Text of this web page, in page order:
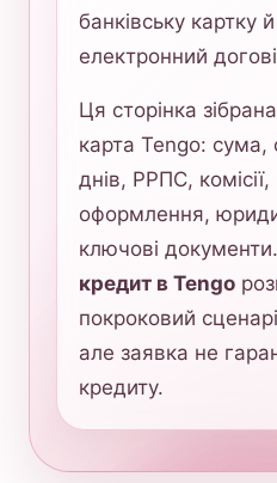
банківську картку
електронний
Ця сторінка
карта Tengo:
днів, РРПС,
оформлення,
ключові
кредит в Tengo
покроковий
але заявка не
кредиту.